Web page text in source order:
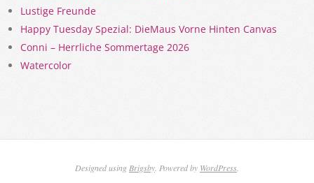
Lustige Freunde
Happy Tuesday Spezial: DieMaus Vorne Hinten Canvas
Conni – Herrliche Sommertage 2026
Watercolor
Designed using Brigsby . Powered by WordPress